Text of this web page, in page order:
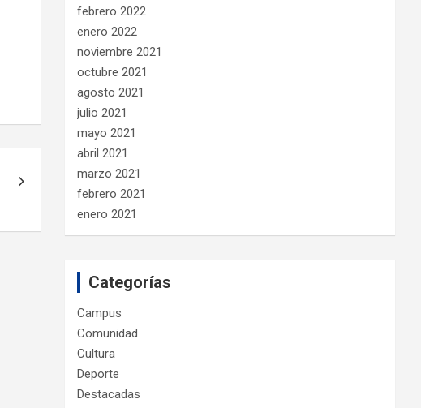
febrero 2022
enero 2022
noviembre 2021
octubre 2021
agosto 2021
julio 2021
mayo 2021
abril 2021
marzo 2021
febrero 2021
enero 2021
Categorías
Campus
Comunidad
Cultura
Deporte
Destacadas